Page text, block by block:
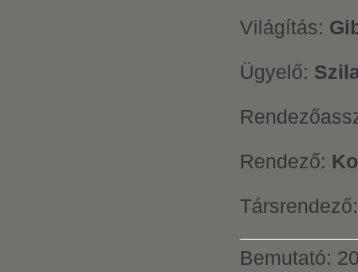
Világítás:
Ügyelő:
Rendező:
Bemutató: